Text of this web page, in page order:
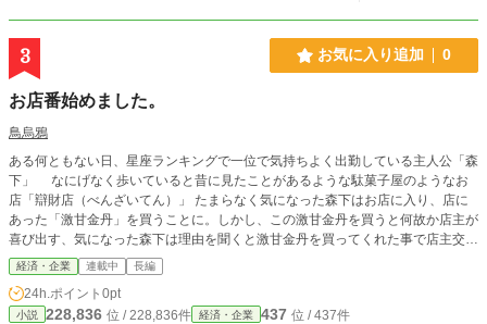
3 お気に入り追加 0
お店番始めました。
鳥烏鴉
ある何ともない日、星座ランキングで一位で気持ちよく出勤している主人公「森
下」 なにげなく歩いていると昔に見たことがあるような駄菓子屋のようなお
店「辯財店（べんざいてん）」 たまらなく気になった森下はお店に入り、店に
あった「激甘金丹」を買うことに。しかし、この激甘金丹を買うと何故か店主が
喜び出す、気になった森下は理由を聞くと激甘金丹を買ってくれた事で店主交代
で僕が店主になったと言う。訳がわからない僕を置いて出で行く元店主。ここか
らが僕のお店番の始まりだった。
経済・企業 連載中 長編
24h.ポイント 0pt
小説 228,836 位 / 228,836件 経済・企業 437 位 / 437件